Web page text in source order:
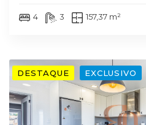
4 3 157,37 m²
DESTAQUE EXCLUSIVO